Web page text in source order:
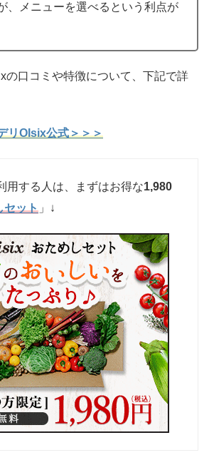
、メニューを選べるという利点が
の口コミや特徴について、下記で詳
リOIsix公式＞＞＞
用する人は、まずはお得な1,980
セット 」↓